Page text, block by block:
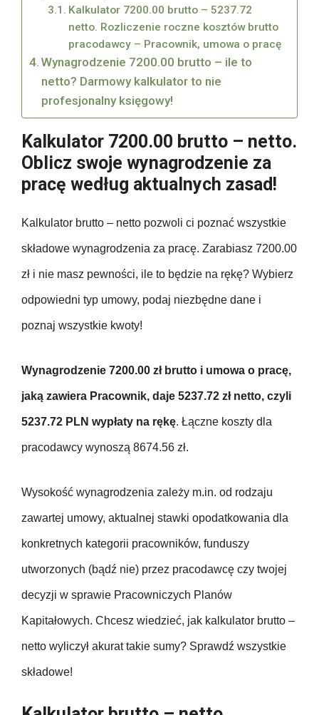
Kalkulator 7200.00 brutto – 5237.72
netto. Rozliczenie roczne kosztów brutto
pracodawcy – Pracownik, umowa o pracę
Wynagrodzenie 7200.00 brutto – ile to
netto? Darmowy kalkulator to nie
profesjonalny księgowy!
Kalkulator 7200.00 brutto – netto.
Oblicz swoje wynagrodzenie za
pracę według aktualnych zasad!
Kalkulator brutto – netto pozwoli ci poznać wszystkie
składowe wynagrodzenia za pracę. Zarabiasz 7200.00
zł i nie masz pewności, ile to będzie na rękę? Wybierz
odpowiedni typ umowy, podaj niezbędne dane i
poznaj wszystkie kwoty!
Wynagrodzenie 7200.00 zł brutto i umowa o pracę,
jaką zawiera Pracownik, daje 5237.72 zł netto, czyli
5237.72 PLN wypłaty na rękę. Łączne koszty dla
pracodawcy wynoszą 8674.56 zł.
Wysokość wynagrodzenia zależy m.in. od rodzaju
zawartej umowy, aktualnej stawki opodatkowania dla
konkretnych kategorii pracowników, funduszy
utworzonych (bądź nie) przez pracodawcę czy twojej
decyzji w sprawie Pracowniczych Planów
Kapitałowych. Chcesz wiedzieć, jak kalkulator brutto –
netto wyliczył akurat takie sumy? Sprawdź wszystkie
składowe!